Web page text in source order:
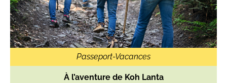
Passeport-Vacances
À l’aventure de Koh Lanta